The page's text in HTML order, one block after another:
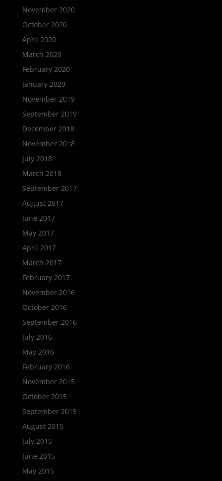
November 2020
October 2020
April 2020
March 2020
February 2020
January 2020
November 2019
September 2019
December 2018
November 2018
July 2018
March 2018
September 2017
August 2017
June 2017
May 2017
April 2017
March 2017
February 2017
November 2016
October 2016
September 2016
July 2016
May 2016
February 2016
November 2015
October 2015
September 2015
August 2015
July 2015
June 2015
May 2015